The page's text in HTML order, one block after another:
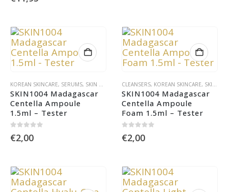
KOREAN SKINCARE, SERUMS, SKIN CARE
SKIN1004 Madagascar
Centella Ampoule
1.5ml – Tester
€2,00
CLEANSERS, KOREAN SKINCARE, SKIN CARE
SKIN1004 Madagascar
Centella Ampoule
Foam 1.5ml – Tester
€2,00